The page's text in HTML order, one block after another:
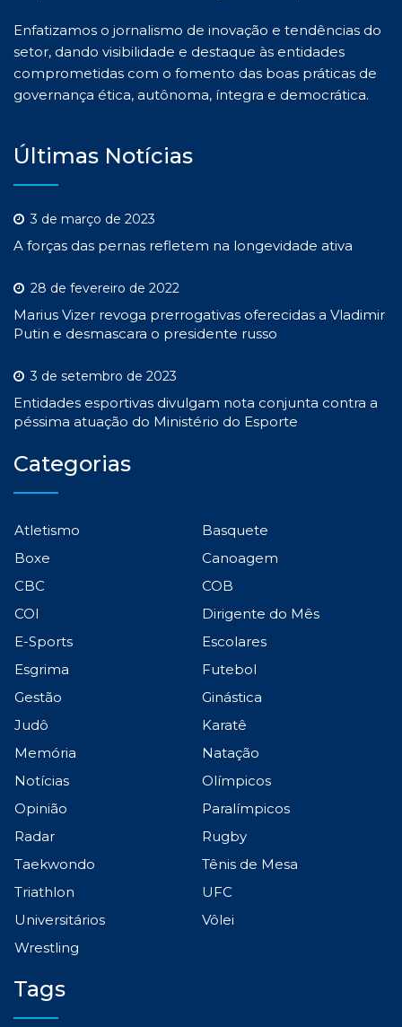
Enfatizamos o jornalismo de inovação e tendências do
setor, dando visibilidade e destaque às entidades
comprometidas com o fomento das boas práticas de
governança ética, autônoma, íntegra e democrática.
Últimas Notícias
3 de março de 2023
A forças das pernas refletem na longevidade ativa
28 de fevereiro de 2022
Marius Vizer revoga prerrogativas oferecidas a Vladimir
Putin e desmascara o presidente russo
3 de setembro de 2023
Entidades esportivas divulgam nota conjunta contra a
péssima atuação do Ministério do Esporte
Categorias
Atletismo
Basquete
Boxe
Canoagem
CBC
COB
COI
Dirigente do Mês
E-Sports
Escolares
Esgrima
Futebol
Gestão
Ginástica
Judô
Karatê
Memória
Natação
Notícias
Olímpicos
Opinião
Paralímpicos
Radar
Rugby
Taekwondo
Tênis de Mesa
Triathlon
UFC
Universitários
Vôlei
Wrestling
Tags